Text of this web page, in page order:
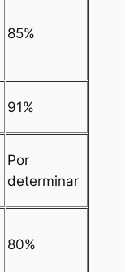
85%
91%
Por
determinar
80%